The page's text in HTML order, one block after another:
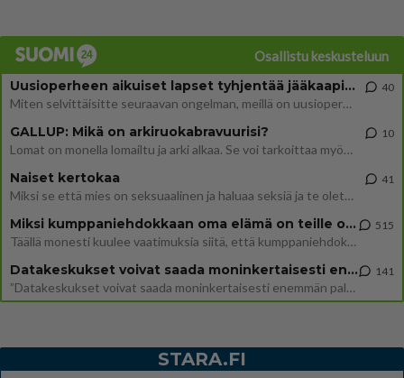
Osallistu keskusteluun
Uusioperheen aikuiset lapset tyhjentää jääkaapin käydessään
Miten selvittäisitte seuraavan ongelman, meillä on uusioperhe, minulla teini-ikäiset lapset ja puolisolla aikuiset, jotk
40
GALLUP: Mikä on arkiruokabravuurisi?
Lomat on monella lomailtu ja arki alkaa. Se voi tarkoittaa myös sitä, että grillailut on grillattu ja palataan arjen ruo
10
Naiset kertokaa
Miksi se että mies on seksuaalinen ja haluaa seksiä ja te olette hänen mielestänne haluttava on vastenmielistä? Mikä sii
41
Miksi kumppaniehdokkaan oma elämä on teille ongelma?
Täällä monesti kuulee vaatimuksia siitä, että kumppaniehdokkaalla ei saisi olla lemmikkejä, lapsia, kavereita, eksiä, su
515
Datakeskukset voivat saada moninkertaisesti enemmän palautuksia kuin mitä ne maksavat veroja
”Datakeskukset voivat saada moninkertaisesti enemmän palautuksia kuin mitä ne maksavat veroja”, sanoo professori Jussi K
141
STARA.FI